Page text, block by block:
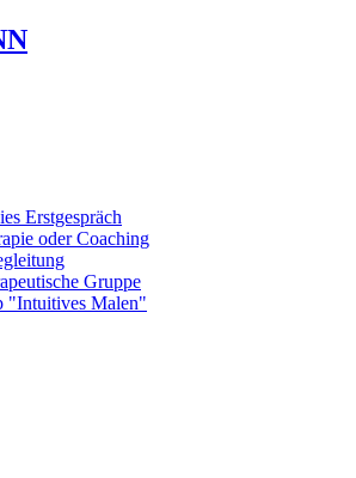
Erstgespräch
oder Coaching
Gruppe
"Intuitives Malen"